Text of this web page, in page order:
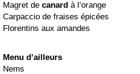
Magret de canard à l’orange
Carpaccio de fraises épicées
Florentins aux amandes
Menu d’ailleurs
Nems